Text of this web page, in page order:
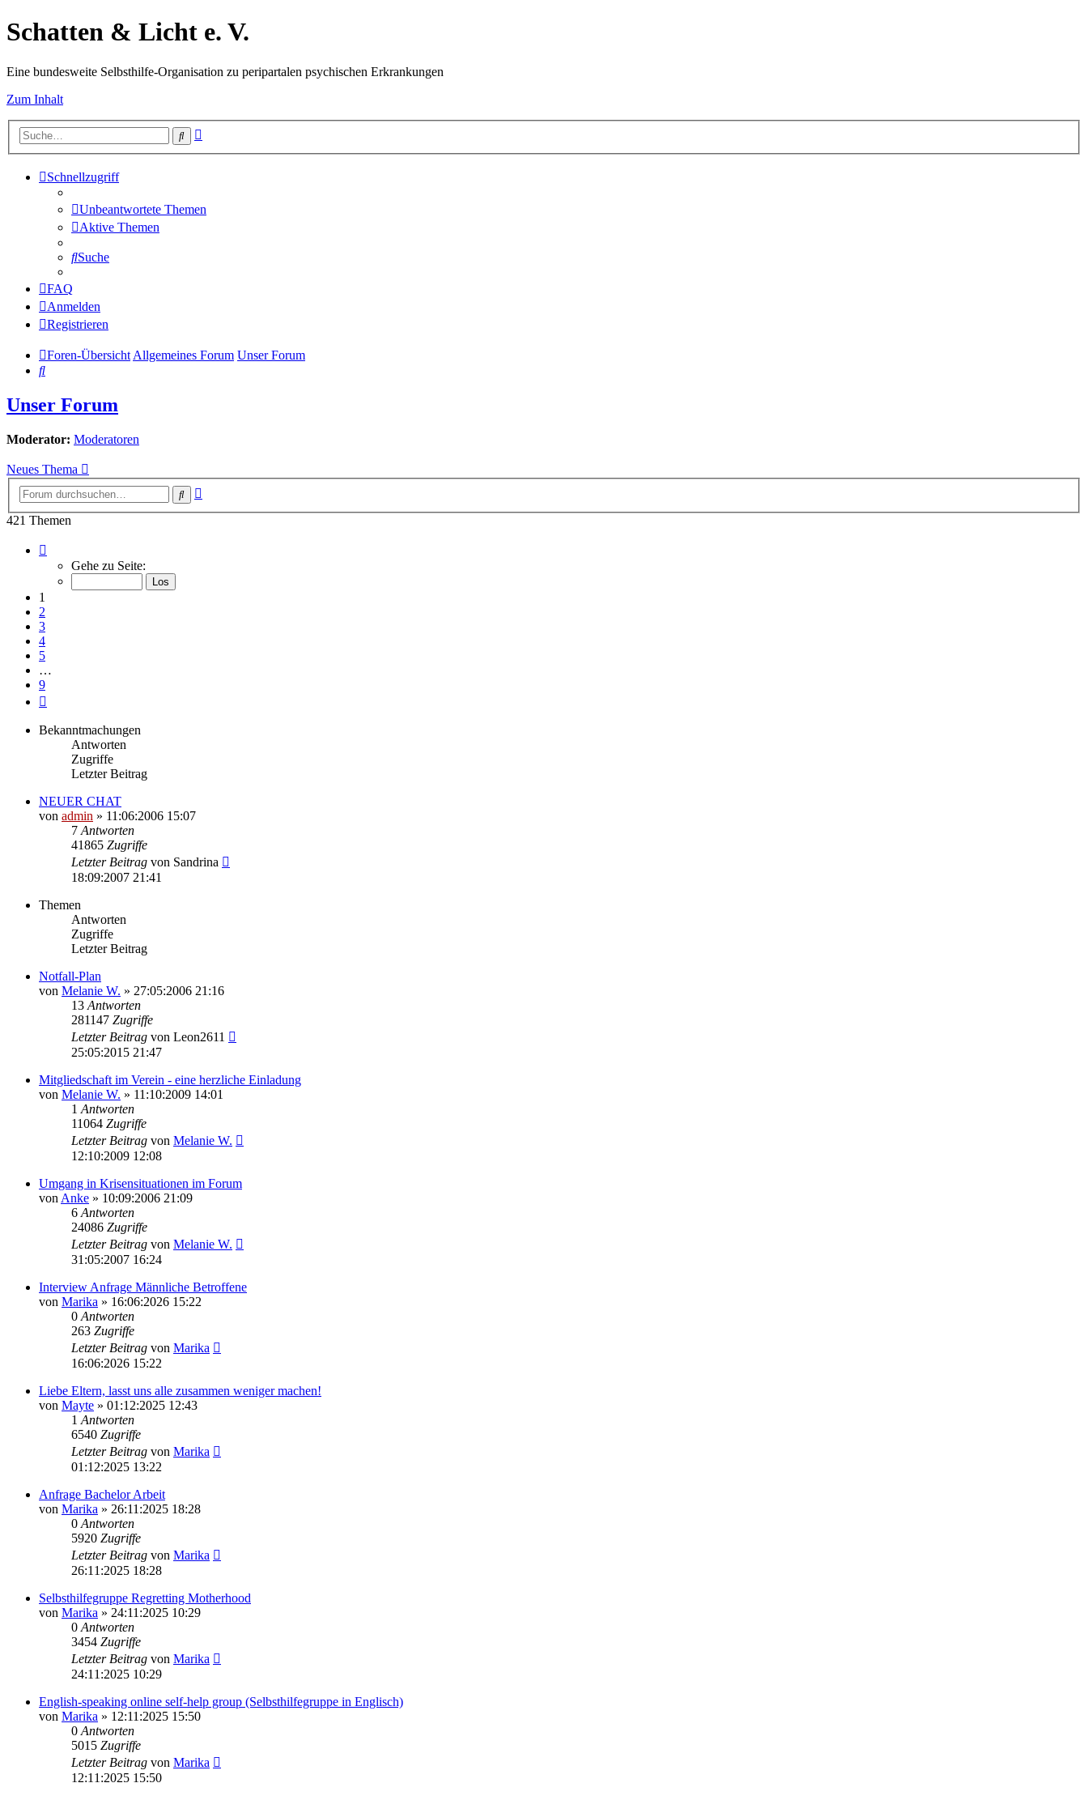
Schatten & Licht e. V.
Eine bundesweite Selbsthilfe-Organisation zu peripartalen psychischen Erkrankungen
Zum Inhalt
Suche
Schnellzugriff
Unbeantwortete Themen
Aktive Themen
Suche
FAQ
Anmelden
Registrieren
Foren-ÜbersichtAllgemeines Forum Unser Forum
Suche
Unser Forum
Moderator: Moderatoren
Neues Thema
Suche
421 Themen
von
Gehe zu Seite:
1
2
3
4
5
…
9
Bekanntmachungen
Antworten
Zugriffe
Letzter Beitrag
NEUER CHAT
von admin » 11:06:2006 15:07
7 Antworten
41865 Zugriffe
Letzter Beitrag von Sandrina
18:09:2007 21:41
Themen
Antworten
Zugriffe
Letzter Beitrag
Notfall-Plan
von Melanie W. » 27:05:2006 21:16
13 Antworten
281147 Zugriffe
Letzter Beitrag von Leon2611
25:05:2015 21:47
Mitgliedschaft im Verein - eine herzliche Einladung
von Melanie W. » 11:10:2009 14:01
1 Antworten
11064 Zugriffe
Letzter Beitrag von Melanie W.
12:10:2009 12:08
Umgang in Krisensituationen im Forum
von Anke » 10:09:2006 21:09
6 Antworten
24086 Zugriffe
Letzter Beitrag von Melanie W.
31:05:2007 16:24
Interview Anfrage Männliche Betroffene
von Marika » 16:06:2026 15:22
0 Antworten
263 Zugriffe
Letzter Beitrag von Marika
16:06:2026 15:22
Liebe Eltern, lasst uns alle zusammen weniger machen!
von Mayte » 01:12:2025 12:43
1 Antworten
6540 Zugriffe
Letzter Beitrag von Marika
01:12:2025 13:22
Anfrage Bachelor Arbeit
von Marika » 26:11:2025 18:28
0 Antworten
5920 Zugriffe
Letzter Beitrag von Marika
26:11:2025 18:28
Selbsthilfegruppe Regretting Motherhood
von Marika » 24:11:2025 10:29
0 Antworten
3454 Zugriffe
Letzter Beitrag von Marika
24:11:2025 10:29
English-speaking online self-help group (Selbsthilfegruppe in Englisch)
von Marika » 12:11:2025 15:50
0 Antworten
5015 Zugriffe
Letzter Beitrag von Marika
12:11:2025 15:50